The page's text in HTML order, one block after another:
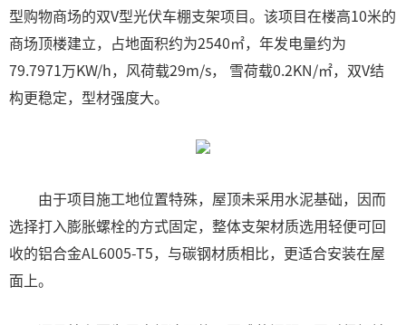
型购物商场的双V型光伏车棚支架项目。该项目在楼高10米的
商场顶楼建立，占地面积约为2540㎡，年发电量约为
79.7971万KW/h，风荷载29m/s， 雪荷载0.2KN/㎡，双V结
构更稳定，型材强度大。
由于项目施工地位置特殊，屋顶未采用水泥基础，因而
选择打入膨胀螺栓的方式固定，整体支架材质选用轻便可回
收的铝合金AL6005-T5，与碳钢材质相比，更适合安装在屋
面上。